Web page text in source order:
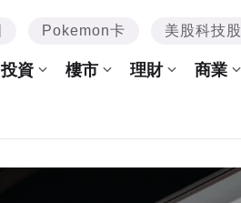
Pokemon卡 美股科技股
投資 樓市 理財 商業